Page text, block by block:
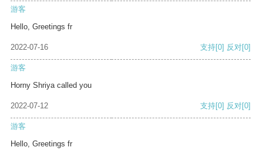
游客
Hello, Greetings fr
2022-07-16 支持[0] 反对[0]
游客
Horny Shriya called you
2022-07-12 支持[0] 反对[0]
游客
Hello, Greetings fr